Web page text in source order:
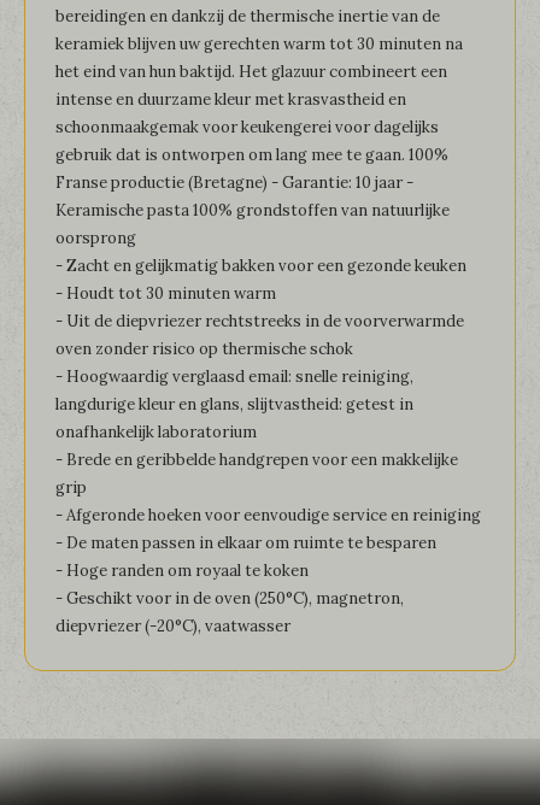
bereidingen en dankzij de thermische inertie van de
keramiek blijven uw gerechten warm tot 30 minuten na
het eind van hun baktijd. Het glazuur combineert een
intense en duurzame kleur met krasvastheid en
schoonmaakgemak voor keukengerei voor dagelijks
gebruik dat is ontworpen om lang mee te gaan. 100%
Franse productie (Bretagne) - Garantie: 10 jaar -
Keramische pasta 100% grondstoffen van natuurlijke
oorsprong
- Zacht en gelijkmatig bakken voor een gezonde keuken
- Houdt tot 30 minuten warm
- Uit de diepvriezer rechtstreeks in de voorverwarmde
oven zonder risico op thermische schok
- Hoogwaardig verglaasd email: snelle reiniging,
langdurige kleur en glans, slijtvastheid: getest in
onafhankelijk laboratorium
- Brede en geribbelde handgrepen voor een makkelijke
grip
- Afgeronde hoeken voor eenvoudige service en reiniging
- De maten passen in elkaar om ruimte te besparen
- Hoge randen om royaal te koken
- Geschikt voor in de oven (250°C), magnetron,
diepvriezer (-20°C), vaatwasser